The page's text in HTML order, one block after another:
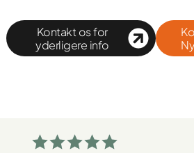
Kontakt os for
yderligere info